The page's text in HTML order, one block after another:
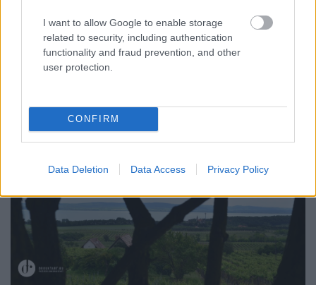
I want to allow Google to enable storage
related to security, including authentication
functionality and fraud prevention, and other
user protection.
CONFIRM
Data Deletion Data Access Privacy Policy